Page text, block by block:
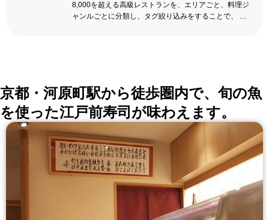
8,000を超える高級レストランを、エリアごと、料理ジ
ャンルごとに分類し、タグ絞り込みをすることで、 い
京都・河原町駅から徒歩圏内で、旬の魚
を使った江戸前寿司が味わえます。